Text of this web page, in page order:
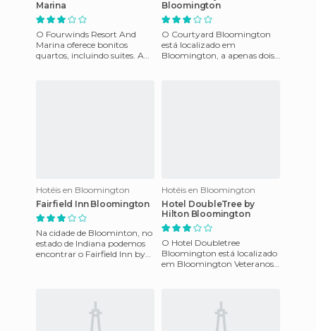
Marina
O Fourwinds Resort And
Marina oferece bonitos
quartos, incluindo suites. A
Bloomington
O Courtyard Bloomington
está localizado em
Bloomington, a apenas dois
Hotéis en Bloomington
Fairfield Inn Bloomington
Na cidade de Bloominton, no
estado de Indiana podemos
encontrar o Fairfield Inn by
Hotéis en Bloomington
Hotel DoubleTree by
Hilton Bloomington
O Hotel Doubletree
Bloomington está localizado
em Bloomington Veteranos